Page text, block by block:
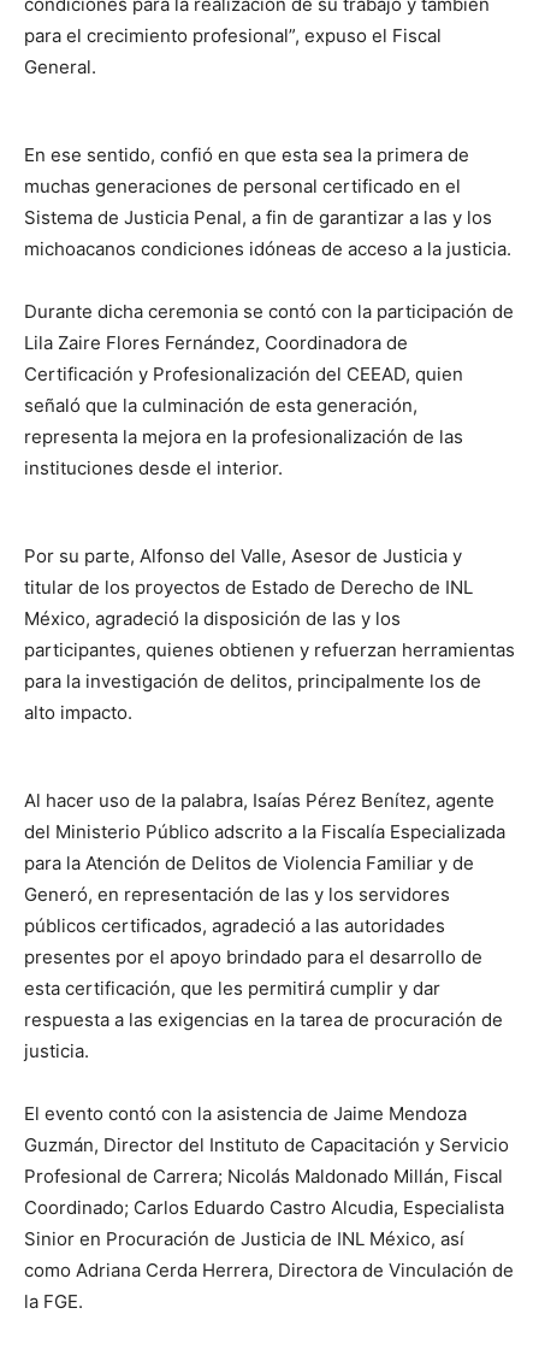
para el crecimiento profesional”, expuso el Fiscal
General.
En ese sentido, confió en que esta sea la primera de
muchas generaciones de personal certificado en el
Sistema de Justicia Penal, a fin de garantizar a las y los
michoacanos condiciones idóneas de acceso a la justicia.
Durante dicha ceremonia se contó con la participación de
Lila Zaire Flores Fernández, Coordinadora de
Certificación y Profesionalización del CEEAD, quien
señaló que la culminación de esta generación,
representa la mejora en la profesionalización de las
instituciones desde el interior.
Por su parte, Alfonso del Valle, Asesor de Justicia y
titular de los proyectos de Estado de Derecho de INL
México, agradeció la disposición de las y los
participantes, quienes obtienen y refuerzan herramientas
para la investigación de delitos, principalmente los de
alto impacto.
Al hacer uso de la palabra, Isaías Pérez Benítez, agente
del Ministerio Público adscrito a la Fiscalía Especializada
para la Atención de Delitos de Violencia Familiar y de
Generó, en representación de las y los servidores
públicos certificados, agradeció a las autoridades
presentes por el apoyo brindado para el desarrollo de
esta certificación, que les permitirá cumplir y dar
respuesta a las exigencias en la tarea de procuración de
justicia.
El evento contó con la asistencia de Jaime Mendoza
Guzmán, Director del Instituto de Capacitación y Servicio
Profesional de Carrera; Nicolás Maldonado Millán, Fiscal
Coordinado; Carlos Eduardo Castro Alcudia, Especialista
Sinior en Procuración de Justicia de INL México, así
como Adriana Cerda Herrera, Directora de Vinculación de
la FGE.